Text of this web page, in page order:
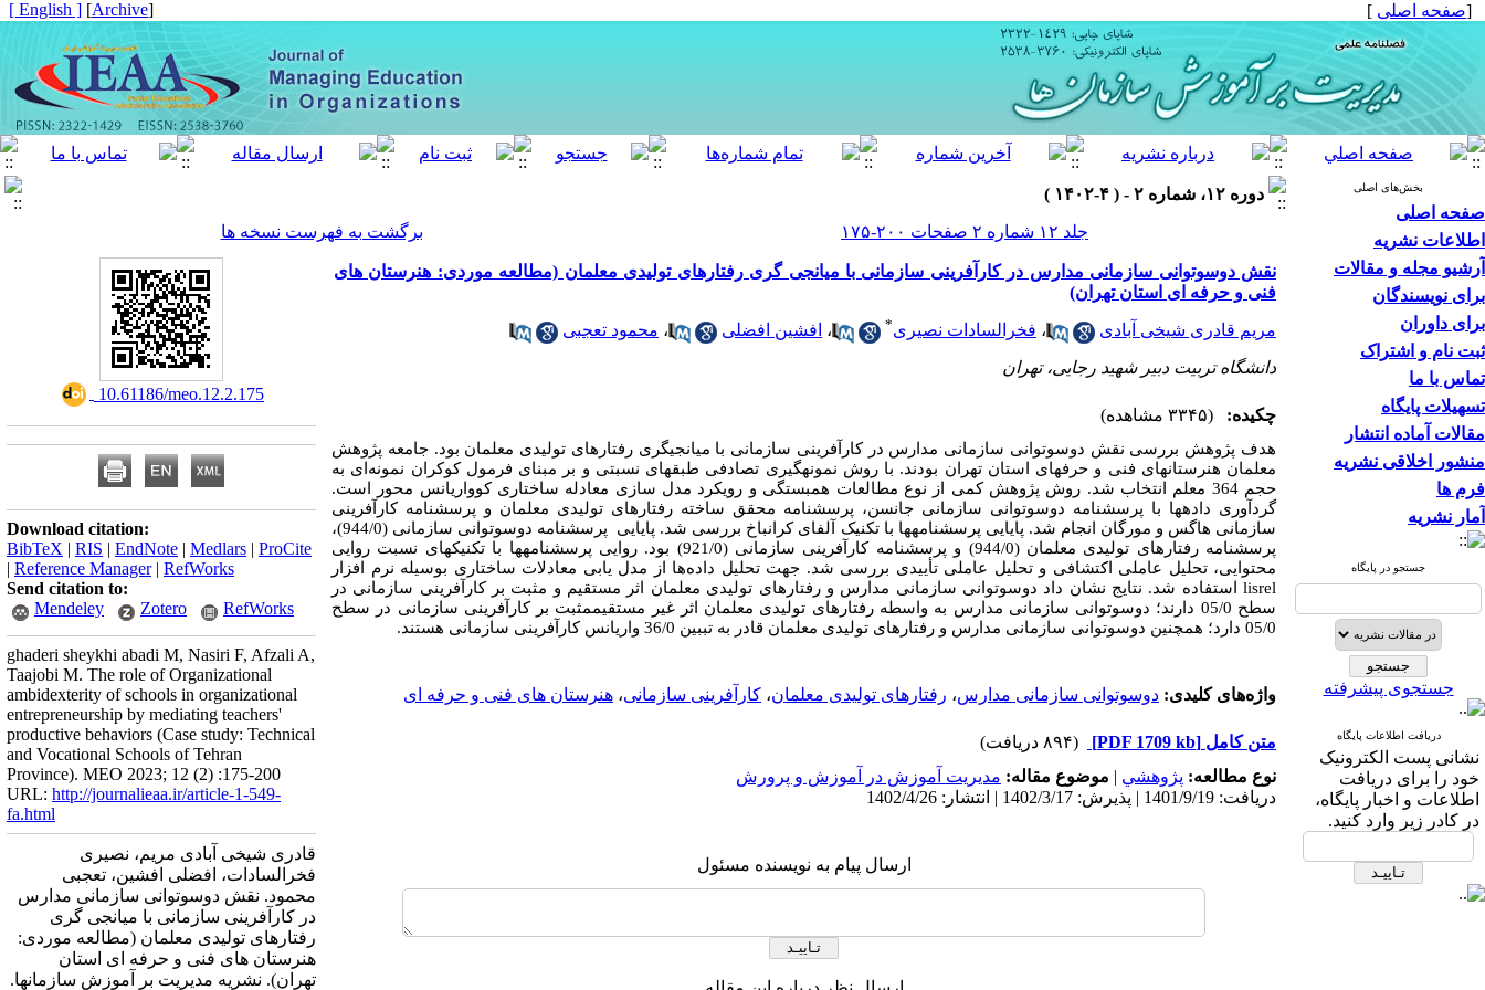
[صفحه اصلی ]
[
Archive
]
[ English ]
بخش‌های اصلی
صفحه اصلی
اطلاعات نشریه
آرشیو مجله و مقالات
برای نویسندگان
برای داوران
ثبت نام و اشتراک
تماس با ما
تسهیلات پایگاه
مقالات آماده انتشار
منشور اخلاقی نشریه
فرم ها
آمار نشریه
جستجو در پایگاه
جستجوی پیشرفته
دریافت اطلاعات پایگاه
نشانی پست الکترونیک
خود را برای دریافت
اطلاعات و اخبار پایگاه،
در کادر زیر وارد کنید.
دوره ۱۲، شماره ۲ - ( ۴-۱۴۰۲ )
جلد ۱۲ شماره ۲ صفحات ۲۰۰-۱۷۵
برگشت به فهرست نسخه ها
نقش دوسوتوانی سازمانی مدارس در کارآفرینی سازمانی با میانجی گری رفتارهای تولیدی معلمان (مطالعه موردی: هنرستان های
فنی و حرفه ای استان تهران)
مریم قادری شیخی آبادی ، فخرالسادات نصیری* ، افشین افضلی ، محمود تعجبی
دانشگاه تربیت دبیر شهید رجایی، تهران
چکیده: (۳۳۴۵ مشاهده)
هدف پژوهش بررسی نقش دوسوتوانی سازمانی مدارس در کارآفرینی سازمانی با میانجی­گری رفتارهای تولیدی معلمان بود. جامعه پژوهش
معلمان هنرستان­های فنی و حرفه­ای استان تهران بودند. با روش نمونه­گیری تصادفی طبقه­ای نسبتی و بر مبنای فرمول کوکران نمونه‌ای به
حجم 364 معلم انتخاب شد. روش پژوهش کمی از نوع مطالعات همبستگی و رویکرد مدل سازی معادله ساختاری کوواریانس محور است.
گردآوری داده­ها با پرسشنامه دوسوتوانی سازمانی جانسن، پرسشنامه محقق ساخته رفتارهای تولیدی معلمان و پرسشنامه کارآفرینی
سازمانی هاگس و مورگان انجام شد. پایایی پرسشنامه­ها با تکنیک آلفای کرانباخ بررسی شد. پایایی پرسشنامه دوسوتوانی سازمانی (944/0)،
پرسشنامه رفتارهای تولیدی معلمان (944/0) و پرسشنامه کارآفرینی سازمانی (921/0) بود. روایی پرسشنامه­ها با تکنیک­های نسبت روایی
محتوایی، تحلیل عاملی اکتشافی و تحلیل عاملی تأییدی بررسی شد. جهت تحلیل داده‌ها از مدل یابی معادلات ساختاری بوسیله نرم افزار
lisrel استفاده شد. نتایج نشان داد دوسوتوانی سازمانی مدارس و رفتارهای تولیدی معلمان اثر مستقیم و مثبت بر کارآفرینی سازمانی در
سطح 05/0 دارند؛ دوسوتوانی سازمانی مدارس به واسطه رفتارهای تولیدی معلمان اثر غیر مستقیممثبت بر کارآفرینی سازمانی در سطح
05/0 دارد؛ همچنین دوسوتوانی سازمانی مدارس و رفتارهای تولیدی معلمان قادر به تببین 36/0 واریانس کارآفرینی سازمانی هستند.
واژه‌های کلیدی: دوسوتوانی سازمانی مدارس، رفتارهای تولیدی معلمان، کارآفرینی سازمانی، هنرستان های فنی و حرفه ای
متن کامل [PDF 1709 kb]
(۸۹۴ دریافت)
نوع مطالعه: پژوهشي | موضوع مقاله: مدیریت آموزش در آموزش و پرورش
دریافت: 1401/9/19 | پذیرش: 1402/3/17 | انتشار: 1402/4/26
ارسال پیام به نویسنده مسئول
‎ 10.61186/meo.12.2.175
Download citation:
BibTeX | RIS | EndNote | Medlars | ProCite
| Reference Manager| RefWorks
Send citation to:
Mendeley
Zotero RefWorks
ghaderi sheykhi abadi M, Nasiri F, Afzali A,
Taajobi M. The role of Organizational
ambidexterity of schools in organizational
entrepreneurship by mediating teachers'
productive behaviors (Case study: Technical
and Vocational Schools of Tehran
Province). MEO 2023; 12 (2) :175-200
URL: http://journalieaa.ir/article-1-549-
fa.html
قادری شیخی آبادی مریم، نصیری
فخرالسادات، افضلی افشین، تعجبی
محمود. نقش دوسوتوانی سازمانی مدارس
در کارآفرینی سازمانی با میانجی گری
رفتارهای تولیدی معلمان (مطالعه موردی:
هنرستان های فنی و حرفه ای استان
تهران). نشریه مديريت بر آموزش سازمانها.